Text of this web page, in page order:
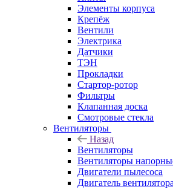
Элементы корпуса
Крепёж
Вентили
Электрика
Датчики
ТЭН
Прокладки
Стартор-ротор
Фильтры
Клапанная доска
Смотровые стекла
Вентиляторы
Назад
Вентиляторы
Вентиляторы
Двигатели пылесоса
Двигатель